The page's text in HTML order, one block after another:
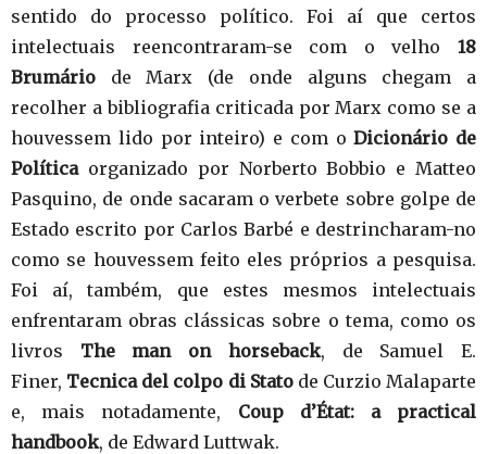
sentido do processo político. Foi aí que certos
intelectuais reencontraram-se com o velho 18
Brumário de Marx (de onde alguns chegam a
recolher a bibliografia criticada por Marx como se a
houvessem lido por inteiro) e com oDicionário de
Políticaorganizado por Norberto Bobbio e Matteo
Pasquino, de onde sacaram o verbete sobre golpe de
Estado escrito por Carlos Barbé e destrincharam-no
como se houvessem feito eles próprios a pesquisa.
Foi aí, também, que estes mesmos intelectuais
enfrentaram obras clássicas sobre o tema, como os
livros The man on horseback, de Samuel E.
Finer, Tecnica del colpo di Statode Curzio Malaparte
e, mais notadamente, Coup d’État: a practical
handbook, de Edward Luttwak.